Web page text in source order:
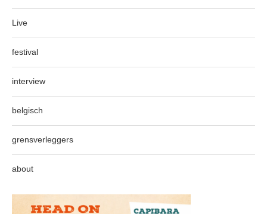
Live
festival
interview
belgisch
grensverleggers
about